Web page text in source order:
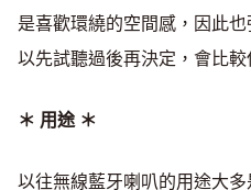
是喜歡環繞的空間感，因此
以先試聽過後再決定，會比較
＊ 用途 ＊
以往無線藍牙喇叭的用途大